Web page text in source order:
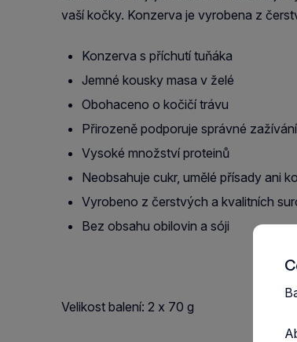
vaší kočky. Konzerva je vyrobena z
Konzerva s příchutí tuňáka
Jemné kousky masa v želé
Obohaceno o kočičí trávu
Přirozeně podporuje správné zažívání
Vysoké množství proteinů
Neobsahuje cukr, umělé přísady ani
Vyrobeno z čerstvých a kvalitních
Bez obsahu obilovin a sóji
Velikost balení: 2 x 70 g